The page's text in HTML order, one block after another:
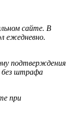
сайте. В
ежедневно.
подтверждения
без штрафа
при